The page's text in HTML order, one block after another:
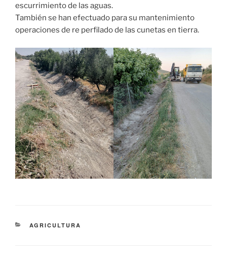
escurrimiento de las aguas.
También se han efectuado para su mantenimiento
operaciones de re perfilado de las cunetas en tierra.
CATEGORÍAS
AGRICULTURA